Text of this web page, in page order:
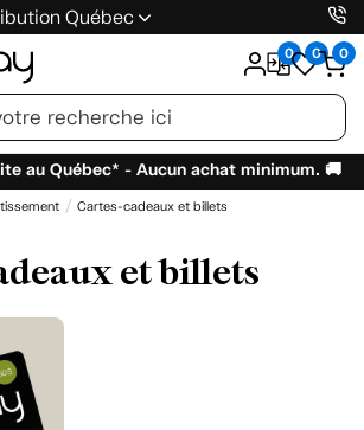
Québec
0 0 0
au Québec* - Aucun achat minimum. 🚚
Cartes-cadeaux et billets
et billets